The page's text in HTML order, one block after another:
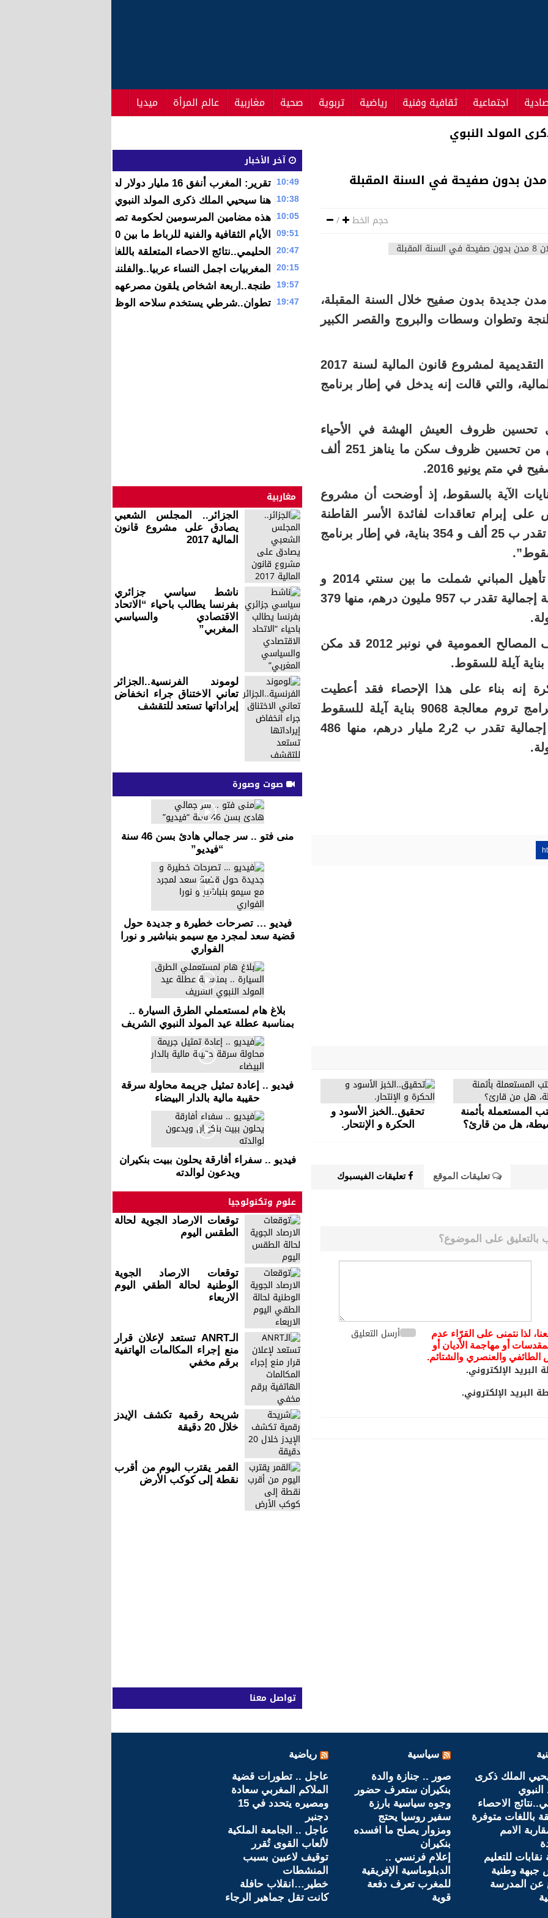
اجتماعية ثقافية وفنية رياضية تربوية صحية مغاربية عالم المرأة ميديا
لحكومة تصريف الاعمال قبل تشكيل الحكومة
حجم الخط /
جديدة بدون صفيح خلال السنة المقبلة،
وتطوان وسطات والبروج والقصر الكبير
هذا الأمر كشفت عنه المذكرة التقديمية لمشروع قانون المالية لسنة 2017
والتي قالت إنه يدخل في إطار برنامج
تحسين ظروف العيش الهشة في الأحياء
الصفيحية، تقول المذكرة، مكن من تحسين ظروف سكن ما يناهز 251 ألف
الآية بالسقوط، إذ أوضحت أن مشروع
لسنة 2017 ينص على إبرام تعاقدات لفائدة الأسر القاطنة
بالمباني الآيلة للسقوط، والتي تقدر ب 25 ألف و 354 بناية، في إطار برنامج
وسجلت المذكرة أن عمليات تأهيل المباني شملت ما بين سنتي 2014 و
2016 ما يناهز 9275 بناية بتكلفة إجمالية تقدر ب 957 مليون درهم، منها 379
وكان الإحصاء المنجز من طرف المصالح العمومية في نونبر 2012 قد مكن
إنه بناء على هذا الإحصاء فقد أعطيت
الانطلاقة برسم 2016 لستة برامج تروم معالجة 9068 بناية آيلة للسقوط
تقطنها 15 ألف أسرة بتكلفة إجمالية تقدر ب 2ر2 مليار درهم، منها 486
المستعملة بأثمنة
هل من قارئ؟
تحقيق..الخبز الأسود و
الحكرة و الإنتحار.
تعليقات الموقع تعليقات الفيسبوك
على الموضوع؟
لذا نتمنى على القرّاء عدم
أو مهاجمة الأديان أو
الطائفي والعنصري والشتائم.
أرسل التعليق
البريد الإلكتروني.
البريد الإلكتروني.
آخر الأخبار
10:49 تقرير: المغرب أنفق 16 مليار دولار لضمان أمنه خلال سنة 2015
10:38 هنا سيحيي الملك ذكرى المولد النبوي
10:05 هذه مضامين المرسومين لحكومة تصريف الاعمال قبل تشكيل
09:51 الأيام الثقافية والفنية للرباط ما بين 10 و18 دجنبر 2016
20:47 الحليمي..نتائج الاحصاء المتعلقة باللغات متوفرة وفق مقاربة
20:15 المغربيات اجمل النساء عربيا..والفلننديات الاجمل عالميا
19:57 طنجة..اربعة اشخاص يلقون مصرعهم في حادثة سير مروعة
19:47 تطوان..شرطي يستخدم سلاحه الوظيفي لايقاف شخص خطير
مغاربية
الجزائر.. المجلس الشعبي
يصادق على مشروع قانون
المالية 2017
ناشط سياسي جزائري
بفرنسا يطالب باحياء “الاتحاد
الاقتصادي والسياسي
المغربي”
لوموند الفرنسية..الجزائر
تعاني الاختناق جراء انخفاض
إيراداتها تستعد للتقشف
صوت وصورة
منى فتو .. سر جمالي هادئ بسن 46 سنة
“فيديو”
فيديو … تصرحات خطيرة و جديدة حول
قضية سعد لمجرد مع سيمو بنباشير و نورا
الفواري
بلاغ هام لمستعملي الطرق السيارة ..
بمناسبة عطلة عيد المولد النبوي الشريف
فيديو .. إعادة تمثيل جريمة محاولة سرقة
حقيبة مالية بالدار البيضاء
فيديو .. سفراء أفارقة يحلون ببيت بنكيران
ويدعون لوالدته
علوم وتكنولوجيا
توقعات الارصاد الجوية لحالة
الطقس اليوم
توقعات الارصاد الجوية
الوطنية لحالة الطقي اليوم
الاربعاء
الـANRT تستعد لإعلان قرار
منع إجراء المكالمات الهاتفية
برقم مخفي
شريحة رقمية تكشف الإيدز
خلال 20 دقيقة
القمر يقترب اليوم من أقرب
نقطة إلى كوكب الأرض
تواصل معنا
الملك ذكرى
النبوي
الاحصاء
باللغات متوفرة
الامم
للتعليم
وطنية
عن المدرسة
سياسية
صور .. جنازة والدة
بنكيران ستعرف حضور
وجوه سياسية بارزة
سفير روسيا يحتج
ومزوار يصلح ما افسده
بنكيران
إعلام فرنسي ..
الدبلوماسية الإفريقية
للمغرب تعرف دفعة
قوية
رياضية
عاجل .. تطورات قضية
الملاكم المغربي سعادة
ومصيره يتحدد في 15
دجنبر
عاجل .. الجامعة الملكية
لألعاب القوى تُقرر
توقيف لاعبين بسبب
المنشطات
خطير…انقلاب حافلة
كانت تقل جماهير الرجاء